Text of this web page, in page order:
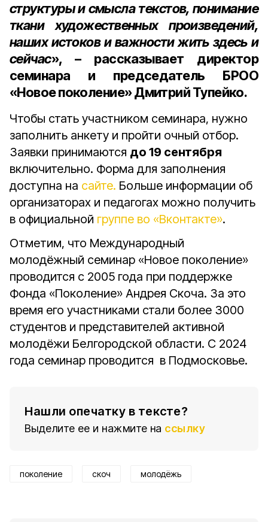
структуры и смысла текстов, понимание
ткани художественных произведений,
наших истоков и важности жить здесь и
сейчас», – рассказывает директор
семинара и председатель БРОО
«Новое поколение» Дмитрий Тупейко.
Чтобы стать участником семинара, нужно
заполнить анкету и пройти очный отбор.
Заявки принимаются до 19 сентября
включительно. Форма для заполнения
доступна на сайте. Больше информации об
организаторах и педагогах можно получить
в официальной группе во «Вконтакте».
Отметим, что Международный
молодёжный семинар «Новое поколение»
проводится с 2005 года при поддержке
Фонда «Поколение» Андрея Скоча. За это
время его участниками стали более 3000
студентов и представителей активной
молодёжи Белгородской области. С 2024
года семинар проводится в Подмосковье.
Нашли опечатку в тексте?
Выделите ее и нажмите на ссылку
поколение скоч молодёжь